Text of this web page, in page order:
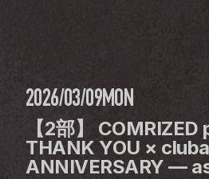
2026/03/09MON
【2部】
THANK YOU ×
ANNIVERSARY —